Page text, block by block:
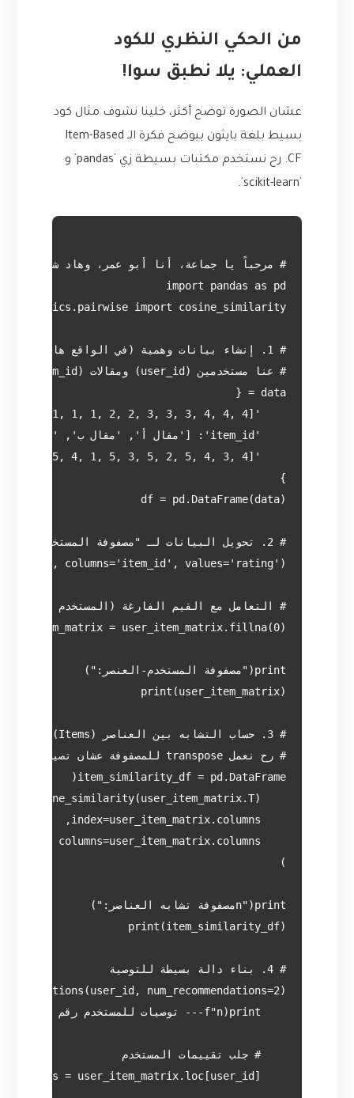
من الحكي النظري للكود
العملي: يلا نطبق سوا!
عشان الصورة توضح أكثر، خلينا نشوف مثال كود
بسيط بلغة بايثون بيوضح فكرة الـ Item-Based
CF. رح نستخدم مكتبات بسيطة زي `pandas` و